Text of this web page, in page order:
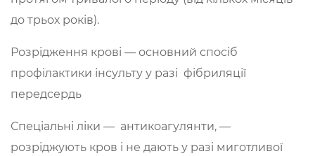
до трьох років).
Розрідження крові — основний спосіб
профілактики інсульту у разі фібриляції
передсердь
Спеціальні ліки — антикоагулянти, —
розріджують кров і не дають у разі миготливої